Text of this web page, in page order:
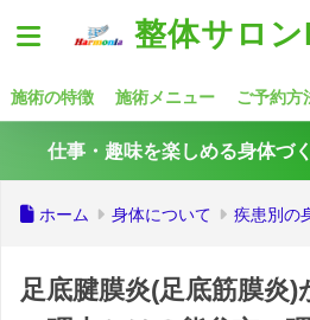
整体サロ
施術の特徴 施術メニュー ご予約方
仕事・趣味を楽しめる身体づ
ホーム 身体について 疾患別の
足底腱膜炎(足底筋膜炎